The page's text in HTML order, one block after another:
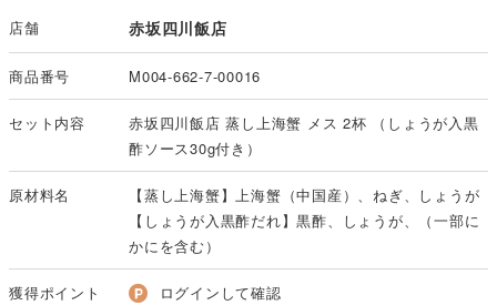
店舗 赤坂四川飯店
商品番号 M004-662-7-00016
セット内容
赤坂四川飯店 蒸し上海蟹 メス 2杯 （しょうが入黒
酢ソース30g付き）
原材料名
【蒸し上海蟹】上海蟹（中国産）、ねぎ、しょうが
【しょうが入黒酢だれ】黒酢、しょうが、（一部に
かにを含む）
獲得ポイント ログインして確認